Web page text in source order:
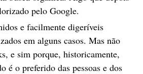
pelo Google.
e facilmente digeríveis
em alguns casos. Mas não
e sim porque, historicamente,
é o preferido das pessoas e dos